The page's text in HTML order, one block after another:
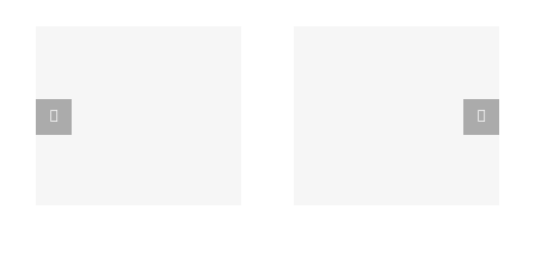
Meer over mij